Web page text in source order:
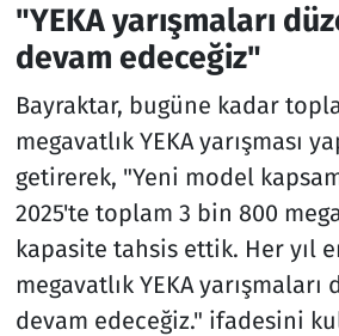
"YEKA yarışmaları
devam edeceğiz"
Bayraktar, bugüne kadar
megavatlık YEKA yarışması
getirerek, "Yeni model
2025'te toplam 3 bin 800
kapasite tahsis ettik. Her yıl
megavatlık YEKA
devam edeceğiz." ifadesini